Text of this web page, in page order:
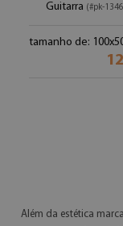
Guitarra (#pk-
tamanho de:
Além da estética